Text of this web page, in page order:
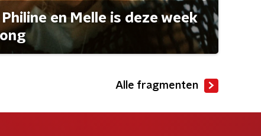
Philine en Melle is deze week
Alle fragmenten